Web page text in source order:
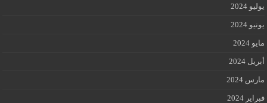
يوليو 2024
يونيو 2024
مايو 2024
أبريل 2024
مارس 2024
فبراير 2024